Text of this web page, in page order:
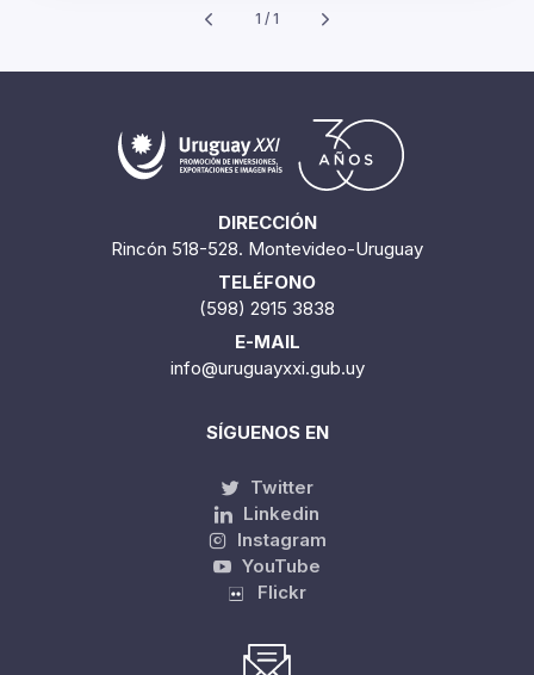
1 / 1
DIRECCIÓN
Rincón 518-528. Montevideo-Uruguay
TELÉFONO
(598) 2915 3838
E-MAIL
info@uruguayxxi.gub.uy
SÍGUENOS EN
Twitter
Linkedin
Instagram
YouTube
Flickr